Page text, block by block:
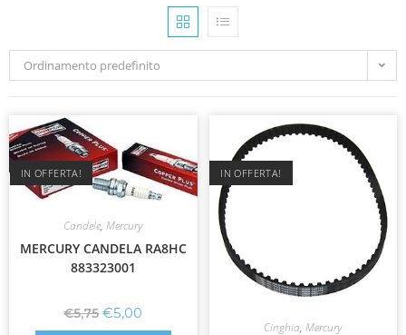
Ordinamento predefinito
IN OFFERTA!
Candele,Mercury
MERCURY CANDELA RA8HC
883323001
€5,75 €5,00
IN OFFERTA!
Cinghia,Mercury